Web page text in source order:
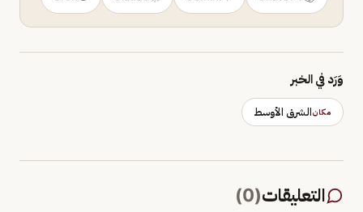
وَرَد في الخبر
مكانالشرق الأوسط
التعليقات(
0
)